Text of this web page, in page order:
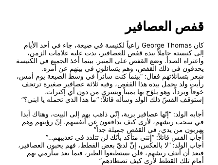
قفص العصافير
كان George Thomas راعياً لكنيسة في ضيعة، جاء في أحد الأيام
إلى كنيسته حاملاً بيده قفص للعصافير، بدت عليه علامات الزمن،
واعتراه الصدأ. وضع القفص على المنبر. بينما أخذ الجميع في الكنيسة
يحدقون في ذلك القفص، وهم يتسائلون في بينهم عن أمره.
شعر بتسائلاتهم فقال: “بينما كنت سائراً في وسط الضيعة يوم أمس،
رأيت ولد يحمل بيده هذا القفص، وفيه ثلاثة عصافير صغيرة ترتجف
خوفاً وبرداً، وهو يلوّح بها يميناً ويسرى من دون أي إكتراث.
إستوقف القسّ ذلك الولد وسأله قائلاً: “ما هذا الذي تحمله يا ابني؟”
أجابه الولد: “إنّها عصافير برية، إنّي ذاهب بهم إلى البيت، وهناك أبدا
في سحب ريشهم، لأرى كيف يدافعون عن أنفسهم. إنّ رؤيتهم وهم
يهربون من يدي، في القفص جميلة جداً”
أجاب القس قائلاً: “إنني متأكد بأنّك لن تتلذذ في تعذيبهم…”
أجاب الولد: “لا بالعكس، إنّ لديّ بعض القطط، فهم يحبون العصافير،
فبعد أن أنتف ريشهم، فلن يستطيعوا الطير، فيما بعد سأرمي بهم
أمام تلك القطط لأرى كيف تصطادهم”